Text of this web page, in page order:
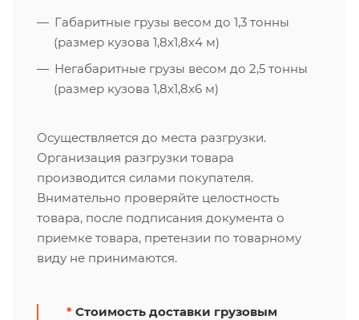
Габаритные грузы весом до 1,3 тонны
(размер кузова 1,8х1,8х4 м)
Негабаритные грузы весом до 2,5 тонны
(размер кузова 1,8х1,8х6 м)
Осуществляется до места разгрузки.
Организация разгрузки товара
производится силами покупателя.
Внимательно проверяйте целостность
товара, после подписания документа о
приемке товара, претензии по товарному
виду не принимаются.
* Стоимость доставки грузовым